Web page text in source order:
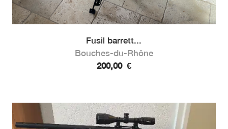
Fusil barrett...
Bouches-du-Rhône
200,00 €